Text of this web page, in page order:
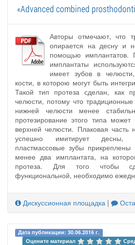
«Advanced combined
Авторы отмечают, что
опирается на десну и
помощью имплантатов.
имплантаты
имеет зубов в
кости, в которою могут быть
Такой тип протеза сделан, как
челюсти, потому что
нижней челюсти менее
протезирование этого типа
верхней челюсти. Плаковая часть
успешно имитирует десны,
пластмассовые зубы
менее два имплантата, на
протеза. Для того чтобы
функциональной, необходимо
Дискуссионная площадка |
Дата публикации: 30.06.2016 г.
Оцените материал